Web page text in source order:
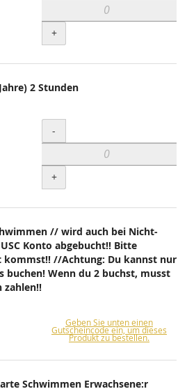
+
2 Stunden
Menge
-
+
// wird auch bei Nicht-
Konto abgebucht!! Bitte
//Achtung: Du kannst nur
buchen! Wenn du 2 buchst, musst
zahlen!!
Geben Sie unten einen
Gutscheincode ein, um dieses
Produkt zu bestellen.
Schwimmen Erwachsene:r